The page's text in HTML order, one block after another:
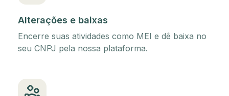
Alterações e baixas
Encerre suas atividades como MEI e dê baixa no
seu CNPJ pela nossa plataforma.